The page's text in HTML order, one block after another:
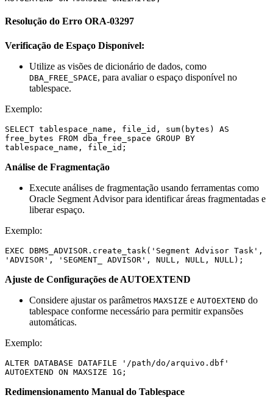
Resolução do Erro ORA-03297
Verificação de Espaço Disponível:
Utilize as visões de dicionário de dados, como
DBA_FREE_SPACE, para avaliar o espaço disponível no
tablespace.
Exemplo:
SELECT tablespace_name, file_id, sum(bytes) AS
free_bytes FROM dba_free_space GROUP BY
Análise de Fragmentação
Execute análises de fragmentação usando ferramentas como
Oracle Segment Advisor para identificar áreas fragmentadas e
liberar espaço.
Exemplo:
EXEC DBMS_ADVISOR.create_task('Segment Advisor Task',
Ajuste de Configurações de AUTOEXTEND
Considere ajustar os parâmetros MAXSIZE e AUTOEXTEND do
tablespace conforme necessário para permitir expansões
automáticas.
Exemplo:
ALTER DATABASE DATAFILE '/path/do/arquivo.dbf'
Redimensionamento Manual do Tablespace